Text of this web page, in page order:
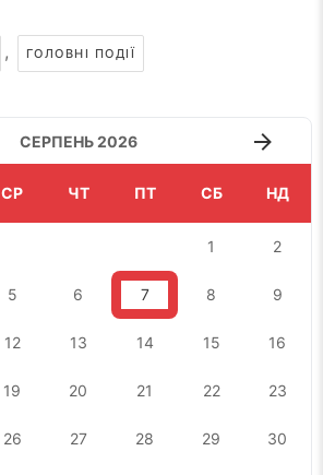
, ГОЛОВНІ ПОДІЇ
СЕРПЕНЬ 2026
СР ЧТ ПТ СБ НД
1 2
5 6 7 8 9
12 13 14 15 16
19 20 21 22 23
26 27 28 29 30